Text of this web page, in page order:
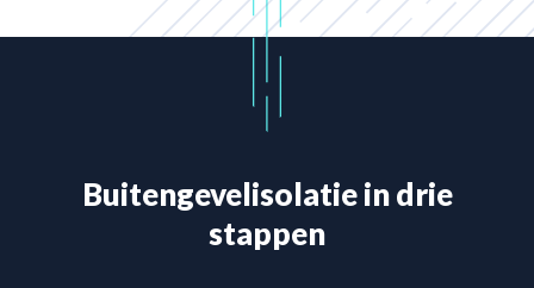
Buitengevelisolatie in drie
stappen